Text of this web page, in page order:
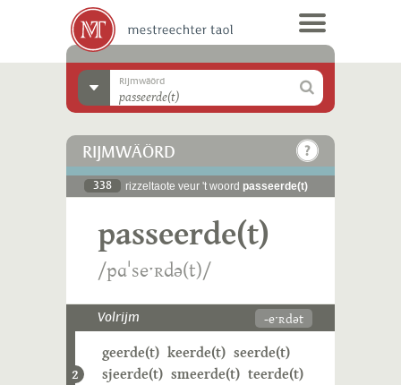
Rijmwäörd
RIJMWÄÖRD
338 rizzeltaote veur 't woord passeerde(t)
passeerde(t)
/pɑˈseˑʀdə(t)/
Volrijm -eˑʀdət
2
geerde(t) keerde(t) seerde(t)
sjeerde(t) smeerde(t) teerde(t)